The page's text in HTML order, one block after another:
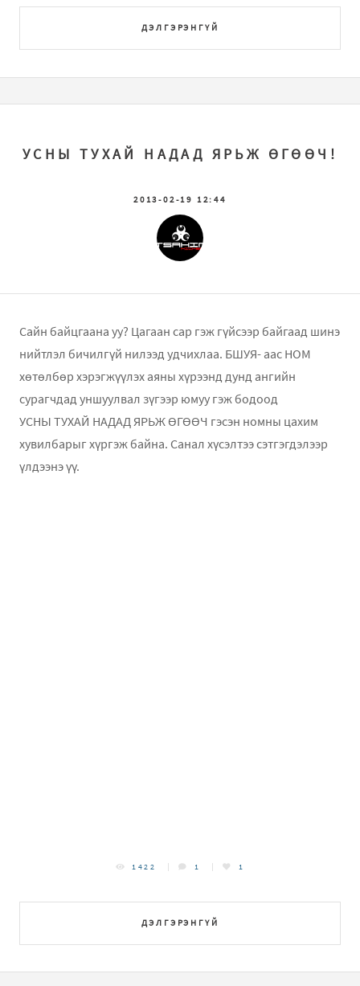
ДЭЛГЭРЭНГҮЙ
УСНЫ ТУХАЙ НАДАД ЯРЬЖ ӨГӨӨЧ!
2013-02-19 12:44
Сайн байцгаана уу? Цагаан сар гэж гүйсээр байгаад шинэ
нийтлэл бичилгүй нилээд удчихлаа. БШУЯ- аас НОМ
хөтөлбөр хэрэгжүүлэх аяны хүрээнд дунд ангийн
сурагчдад уншуулвал зүгээр юмуу гэж бодоод
УСНЫ ТУХАЙ НАДАД ЯРЬЖ ӨГӨӨЧ гэсэн номны цахим
хувилбарыг хүргэж байна. Санал хүсэлтээ сэтгэгдэлээр
үлдээнэ үү.
ДЭЛГЭРЭНГҮЙ
1422 1 1